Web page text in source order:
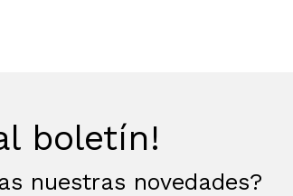
boletín!
nuestras novedades?